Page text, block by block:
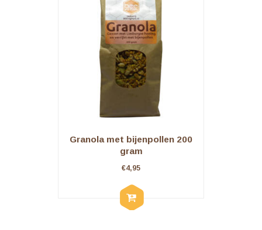
Granola met bijenpollen 200
gram
€4,95